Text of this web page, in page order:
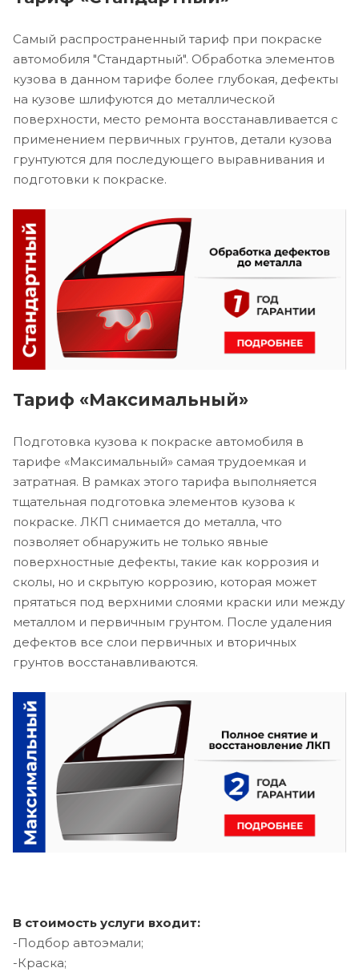
Самый распространенный тариф при покраске
автомобиля "Стандартный". Обработка элементов
кузова в данном тарифе более глубокая, дефекты
на кузове шлифуются до металлической
поверхности, место ремонта восстанавливается с
применением первичных грунтов, детали кузова
грунтуются для последующего выравнивания и
подготовки к покраске.
Тариф «Максимальный»
Подготовка кузова к покраске автомобиля в
тарифе «Максимальный» самая трудоемкая и
затратная. В рамках этого тарифа выполняется
тщательная подготовка элементов кузова к
покраске. ЛКП снимается до металла, что
позволяет обнаружить не только явные
поверхностные дефекты, такие как коррозия и
сколы, но и скрытую коррозию, которая может
прятаться под верхними слоями краски или между
металлом и первичным грунтом. После удаления
дефектов все слои первичных и вторичных
грунтов восстанавливаются.
В стоимость услуги входит:
-Подбор автоэмали;
-Краска;